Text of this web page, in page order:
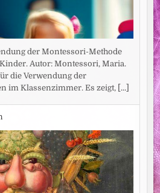
der Montessori-Methode
Autor: Montessori, Maria.
die Verwendung der
im Klassenzimmer. Es zeigt, [...]